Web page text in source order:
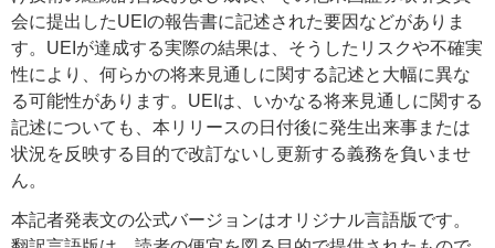
会に提出したUEIの報告書に記述された要因などがありま
す。UEIが達成する実際の結果は、そうしたリスクや不確実
性により、何らかの将来見通しに関する記述と大幅に異な
る可能性があります。UEIは、いかなる将来見通しに関する
記述についても、本リリースの日付後に発生出来事または
状況を反映する目的で改訂ないし更新する義務を負いませ
ん。
本記者発表文の公式バージョンはオリジナル言語版です。